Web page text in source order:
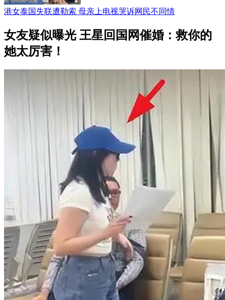
港女泰国失联遭勒索 母亲上电视哭诉网民不同情
女友疑似曝光 王星回国网催婚：救你的
她太厉害！